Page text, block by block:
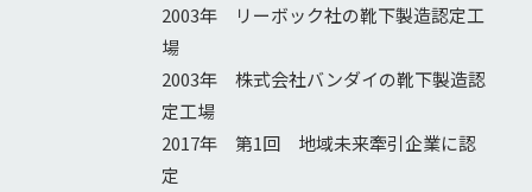
2003年 リーボック社の靴下製造認定工
場
2003年 株式会社バンダイの靴下製造認
定工場
2017年 第1回 地域未来牽引企業に認
定